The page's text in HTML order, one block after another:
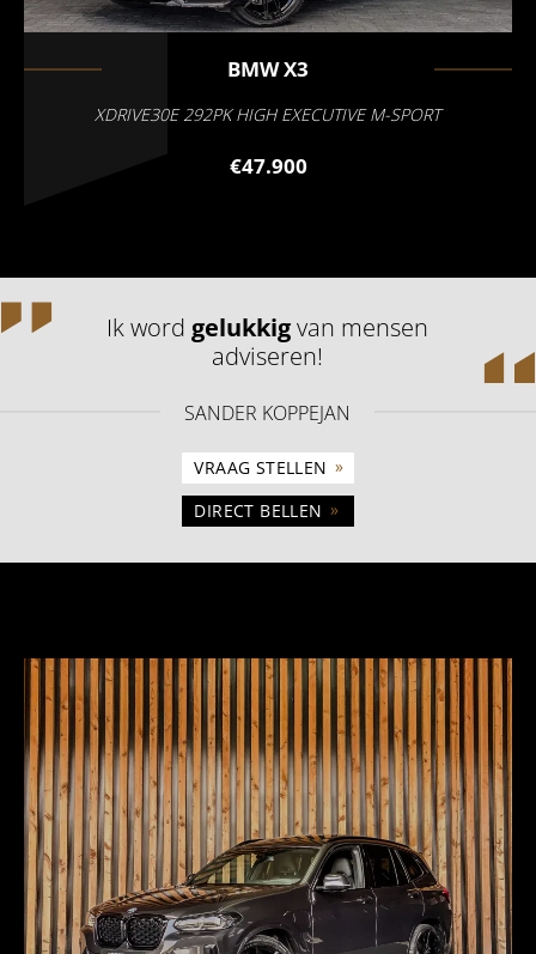
BMWX3
XDRIVE30E 292PK HIGH EXECUTIVE M-SPORT
€47.900
Ik wordgelukkigvan mensen
adviseren!
SANDER KOPPEJAN
VRAAG STELLEN »
DIRECT BELLEN »